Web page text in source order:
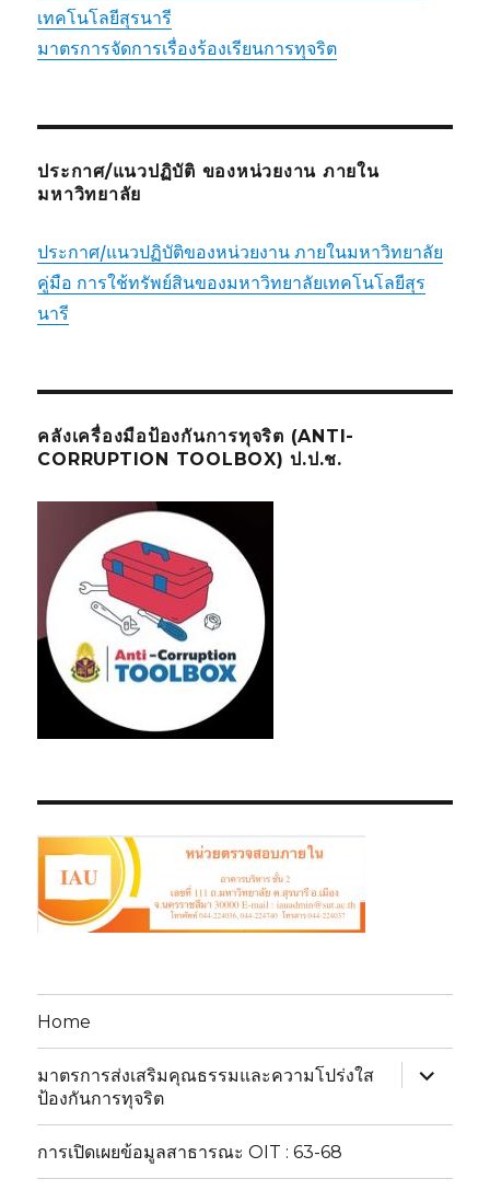
เทคโนโลยีสุรนารี
มาตรการจัดการเรื่องร้องเรียนการทุจริต
ประกาศ/แนวปฏิบัติ ของหน่วยงาน ภายใน
มหาวิทยาลัย
ประกาศ/แนวปฏิบัติของหน่วยงาน ภายในมหาวิทยาลัย
คู่มือ การใช้ทรัพย์สินของมหาวิทยาลัยเทคโนโลยีสุร
นารี
คลังเครื่องมือป้องกันการทุจริต (ANTI-
CORRUPTION TOOLBOX) ป.ป.ช.
Home
มาตรการส่งเสริมคุณธรรมและความโปร่งใส
ป้องกันการทุจริต
expand
child
การเปิดเผยข้อมูลสาธารณะ OIT : 63-68